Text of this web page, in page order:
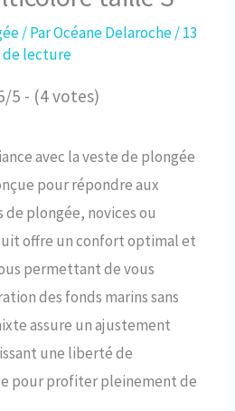
/ ParOcéane Delaroche/13
de lecture
5 - (4 votes)
avec la veste de plongée
pour répondre aux
de plongée, novices ou
offre un confort optimal et
permettant de vous
des fonds marins sans
assure un ajustement
une liberté de
pour profiter pleinement de